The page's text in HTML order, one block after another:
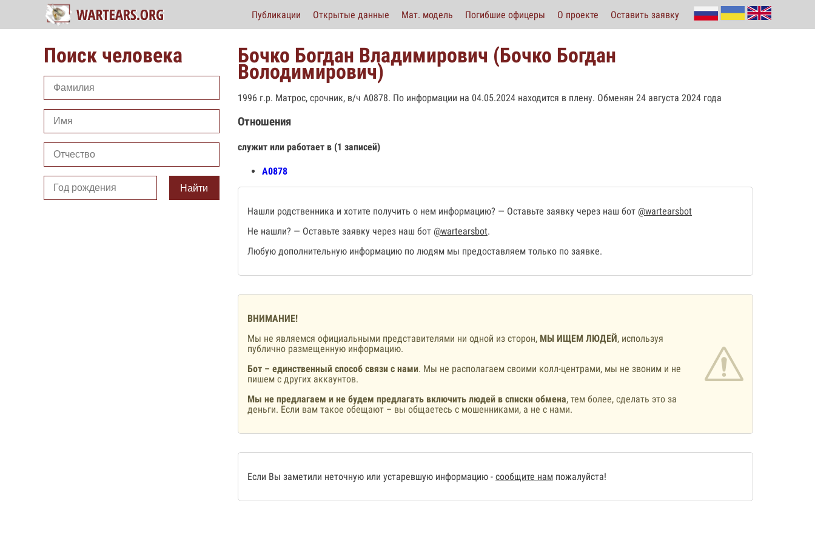
Публикации Открытые данные Мат. модель Погибшие офицеры О проекте Оставить заявку
Поиск человека
Найти
Бочко Богдан Владимирович (Бочко Богдан
Володимирович)
1996 г.р. Матрос, срочник, в/ч А0878. По информации на 04.05.2024 находится в плену. Обменян 24 августа 2024 года
Отношения
служит или работает в (1 записей)
А0878
Нашли родственника и хотите получить о нем информацию? — Оставьте заявку через наш бот @wartearsbot
Не нашли? — Оставьте заявку через наш бот @wartearsbot.
Любую дополнительную информацию по людям мы предоставляем только по заявке.
ВНИМАНИЕ!
Мы не являемся официальными представителями ни одной из сторон, МЫ ИЩЕМ ЛЮДЕЙ, используя
публично размещенную информацию.
Бот – единственный способ связи с нами. Мы не располагаем своими колл-центрами, мы не звоним и не
пишем с других аккаунтов.
Мы не предлагаем и не будем предлагать включить людей в списки обмена, тем более, сделать это за
деньги. Если вам такое обещают – вы общаетесь с мошенниками, а не с нами.
Если Вы заметили неточную или устаревшую информацию - сообщите нам пожалуйста!